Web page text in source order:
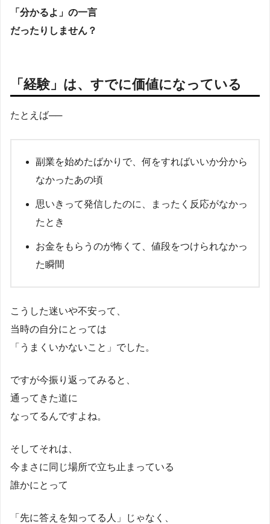
「分かるよ」の一言
だったりしません？
「経験」は、すでに価値になっている
たとえば──
副業を始めたばかりで、何をすればいいか分から
なかったあの頃
思いきって発信したのに、まったく反応がなかっ
たとき
お金をもらうのが怖くて、値段をつけられなかっ
た瞬間
こうした迷いや不安って、
当時の自分にとっては
「うまくいかないこと」でした。
ですが今振り返ってみると、
通ってきた道に
なってるんですよね。
そしてそれは、
今まさに同じ場所で立ち止まっている
誰かにとって
「先に答えを知ってる人」じゃなく、